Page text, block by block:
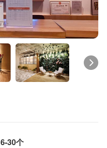
6-30个